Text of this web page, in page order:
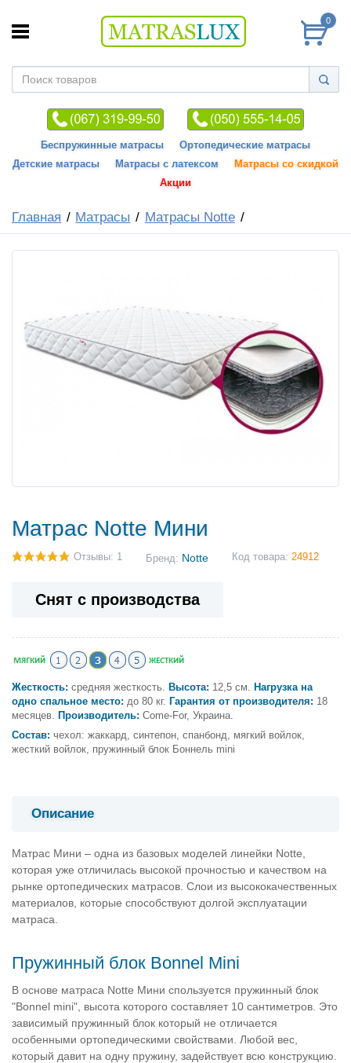
0
Беспружинные матрасы
Ортопедические матрасы
Детские матрасы
Матрасы с латексом
Матрасы со скидкой
Акции
Главная Матрасы Матрасы Notte
Матрас Notte Мини
Отзывы: 1 Бренд: Notte Код товара: 24912
Снят с производства
Жесткость: средняя жесткость. Высота: 12,5 см.
Нагрузка на
одно спальное место: до 80 кг. Гарантия от производителя: 18
месяцев.
Производитель: Come-For, Украина.
Состав: чехол: жаккард, синтепон, спанбонд, мягкий войлок,
жесткий войлок, пружинный блок Боннель mini
Описание
Матрас Мини – одна из базовых моделей линейки Notte,
которая уже отличилась высокой прочностью и качеством на
рынке ортопедических матрасов. Слои из высококачественных
материалов, которые способствуют долгой эксплуатации
матраса.
Пружинный блок Bonnel Mini
В основе матраса Notte Мини спользуется пружинный блок
"Bonnel mini", высота которого составляет 10 сантиметров. Это
зависимый пружинный блок который не отличается
особенными ортопедическими свойствами. Любой вес,
который давит на одну пружину, задействует всю конструкцию.